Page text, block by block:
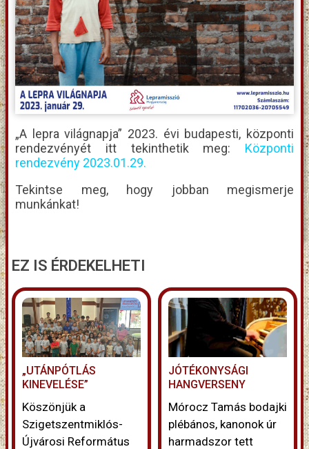
„A lepra világnapja” 2023. évi budapesti, központi
rendezvényét itt tekinthetik meg: Központi
rendezvény 2023.01.29.
Tekintse meg, hogy jobban megismerje
munkánkat!
EZ IS ÉRDEKELHETI
„UTÁNPÓTLÁS
KINEVELÉSE”
Köszönjük a
Szigetszentmiklós-
Újvárosi Református
JÓTÉKONYSÁGI
HANGVERSENY
Mórocz Tamás bodajki
plébános, kanonok úr
harmadszor tett